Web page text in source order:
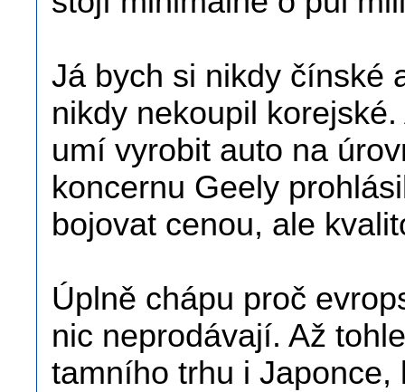
Já bych si nikdy čínské
nikdy nekoupil
umí vyrobit auto na
koncernu Geely
bojovat cenou, ale
Úplně chápu proč
nic neprodávají. Až
tamního trhu i